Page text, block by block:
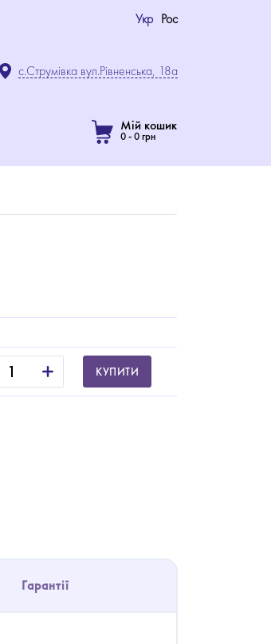
Укр Рос
с.Струмівка вул.Рівненська, 18а
Мій кошик
0-0грн
КУПИТИ
Гарантії